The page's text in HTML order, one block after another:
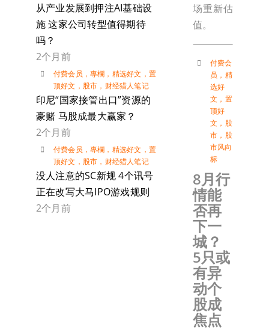
从产业发展到押注AI基础设
施 这家公司转型值得期待
吗？
2个月前
付费会员 ， 專欄 ， 精选好文 ， 置
顶好文 ， 股市 ， 财经猎人笔记
印尼“国家接管出口”资源的
豪赌 马股成最大赢家？
2个月前
付费会员 ， 專欄 ， 精选好文 ， 置
顶好文 ， 股市 ， 财经猎人笔记
没人注意的SC新规 4个讯号
正在改写大马IPO游戏规则
2个月前
场重新估
值。
付费会
员 ， 精
选好
文 ， 置
顶好
文 ， 股
市 ， 股
市风向
标
8月行
情能
否再
下一
城？
5只或
有异
动个
股成
焦点